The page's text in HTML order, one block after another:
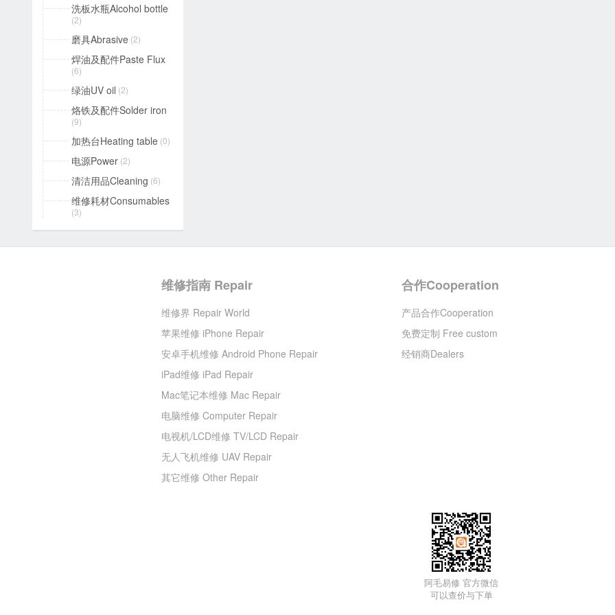
洗板水瓶Alcohol bottle
(2)
磨具Abrasive (2)
焊油及配件Paste Flux
(6)
绿油UV oil (2)
烙铁及配件Solder iron
(9)
加热台Heating table (0)
电源Power (2)
清洁用品Cleaning (6)
维修耗材Consumables
(3)
维修指南 Repair
维修界 Repair World
苹果维修 iPhone Repair
安卓手机维修 Android Phone Repair
iPad维修 iPad Repair
Mac笔记本维修 Mac Repair
电脑维修 Computer Repair
电视机/LCD维修 TV/LCD Repair
无人飞机维修 UAV Repair
其它维修 Other Repair
合作Cooperation
产品合作Cooperation
免费定制 Free custom
经销商Dealers
阿毛易修 官方微信
可以查价与下单